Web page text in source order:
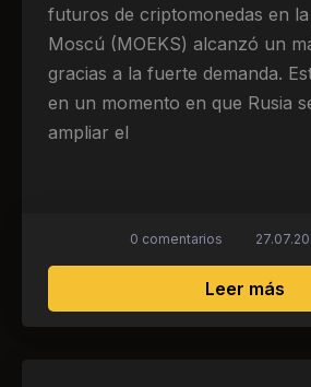
futuros de criptomonedas en
Moscú (MOEKS) alcanzó un
gracias a la fuerte demanda.
en un momento en que Rusia
ampliar el
Leer más
0 comentarios